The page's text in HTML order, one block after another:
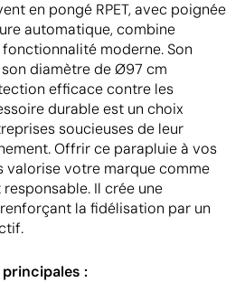
en pongé RPET, avec poignée
automatique, combine
moderne. Son
diamètre de Ø97 cm
efficace contre les
durable est un choix
soucieuses de leur
Offrir ce parapluie à vos
valorise votre marque comme
Il crée une
la fidélisation par un
: